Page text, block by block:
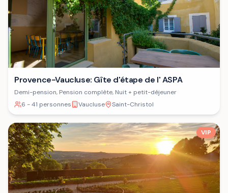
Provence-Vaucluse: Gîte d'étape de l' ASPA
Demi-pension, Pension complète, Nuit + petit-déjeuner
6 - 41 personnes
Vaucluse Saint-Christol
VIP